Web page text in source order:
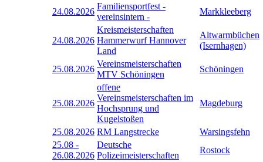
24.08.2026
Familiensportfest -
vereinsintern -
Markkleeberg
24.08.2026
Kreismeisterschaften
Hammerwurf Hannover
Land
Altwarmbüchen
(Isernhagen)
25.08.2026
Vereinsmeisterschaften
MTV Schöningen
Schöningen
25.08.2026
offene
Vereinsmeisterschaften im
Hochsprung und
Kugelstoßen
Magdeburg
25.08.2026 RM Langstrecke
Warsingsfehn
25.08 -
26.08.2026
Deutsche
Polizeimeisterschaften
Rostock